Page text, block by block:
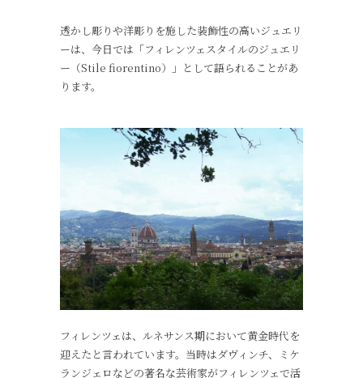
透かし彫りや洋彫りを施した装飾性の高いジュエリ
ーは、今日では「フィレンツェスタイルのジュエリ
ー（Stile fiorentino）」として語られることがあ
ります。
フィレンツェは、ルネサンス期において黄金時代を
迎えたと言われています。当時はダヴィンチ、ミケ
ランジェロなどの著名な芸術家がフィレンツェで活